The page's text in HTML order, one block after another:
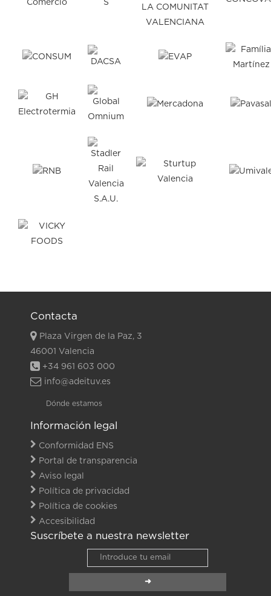
Contacta
Plaza Virgen de la Paz, 3
46001 Valencia
+34 961 603 000
info@adeituv.es
Dónde estamos
Información legal
Conformidad ENS
Portal de transparencia
Aviso legal
Política de privacidad
Política de cookies
Accesibilidad
Suscríbete a nuestra newsletter